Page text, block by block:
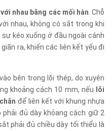
nhau bằng các mối hàn . Chỗ
nhau, không có sắt trong khi
kéo xuống ở đầu ngoài cánh
ra, khiến các liên kết yếu đi
bên trong lõi thép, do xuyên
khoảng cách 10 mm, nếu lõi
để liên kết với khung nhựa
đủ dày khỏang cách giữ 2
phải đủ chiều dày tối thiểu là